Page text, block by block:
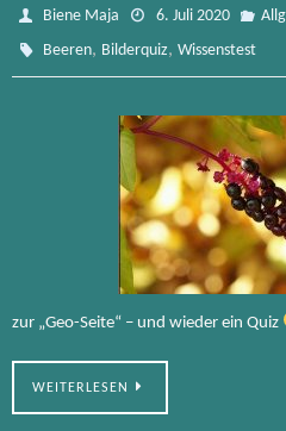
Biene Maja 6. Juli 2020
Beeren, Bilderquiz,Wissenstest
zur „Geo-Seite“ – und wieder ein Quiz
WEITERLESEN